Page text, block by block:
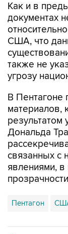
Как и в
документах
США, что
также не
угрозу
В Пентагоне
материалов,
Дональда
связанных с
явлениями, в
Пентагон